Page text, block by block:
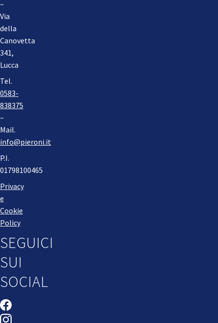
–
Via
della
Canovetta
341,
Lucca
Tel.
0583-
838375
–
Mail.
info@pieroni.it
P.I.
01798100465
Privacy
e
Cookie
Policy
SEGUICI
SUI
SOCIAL